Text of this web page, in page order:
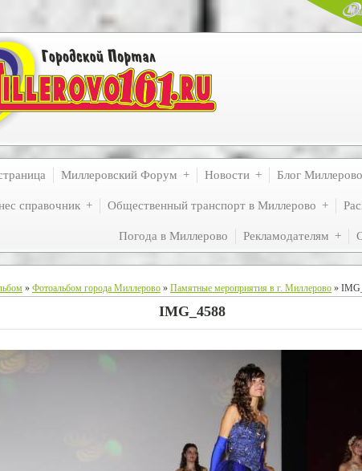
Миллеровский Форум Новости Блог Миллерово
справочник Общественный транспорт в Миллерово
Погода в Миллерово Рекламодателям
» Фотоальбом города Миллерово » Памятные мероприятия в г. Миллерово »
IMG_4588